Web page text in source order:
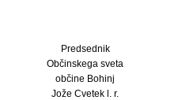
Predsednik
Občinskega sveta
občine Bohinj
Jože Cvetek l. r.